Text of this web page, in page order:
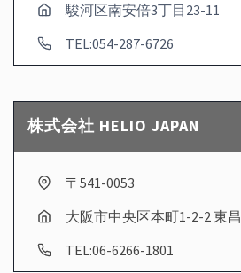
駿河区南安倍3丁目23-11
TEL:054-287-6726
株式会社 HELIO JAPAN
〒541-0053
大阪市中央区本町1-2-2 東
TEL:06-6266-1801